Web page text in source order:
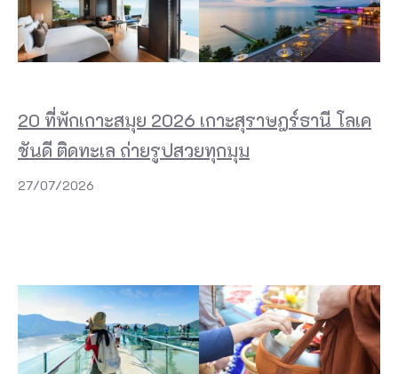
20 ที่พักเกาะสมุย 2026 เกาะสุราษฎร์ธานี โลเค
ชันดี ติดทะเล ถ่ายรูปสวยทุกมุม
27/07/2026